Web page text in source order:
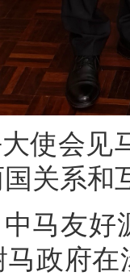
使会见
关系和
马友好
政府